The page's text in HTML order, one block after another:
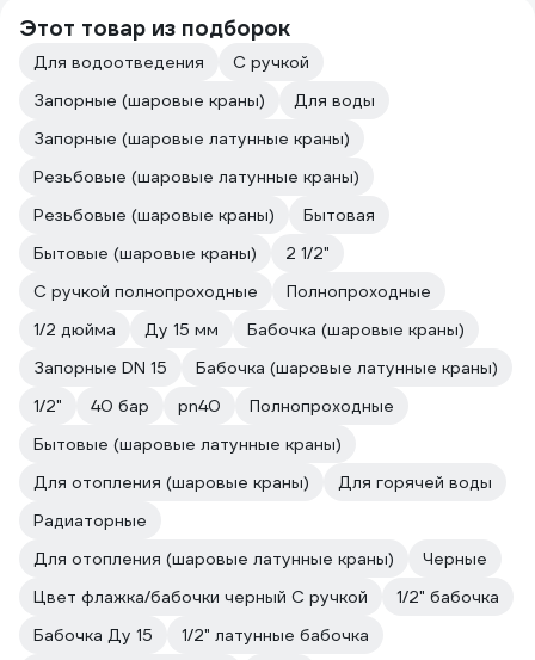
Этот товар из подборок
Для водоотведения
С ручкой
Запорные (шаровые краны)
Для воды
Запорные (шаровые латунные краны)
Резьбовые (шаровые латунные краны)
Резьбовые (шаровые краны)
Бытовая
Бытовые (шаровые краны)
2 1/2"
С ручкой полнопроходные
Полнопроходные
1/2 дюйма
Ду 15 мм
Бабочка (шаровые краны)
Запорные DN 15
Бабочка (шаровые латунные краны)
1/2"
40 бар pn40
Полнопроходные
Бытовые (шаровые латунные краны)
Для отопления (шаровые краны)
Для горячей воды
Радиаторные
Для отопления (шаровые латунные краны)
Черные
Цвет флажка/бабочки черный С ручкой
1/2" бабочка
Бабочка Ду 15
1/2" латунные бабочка